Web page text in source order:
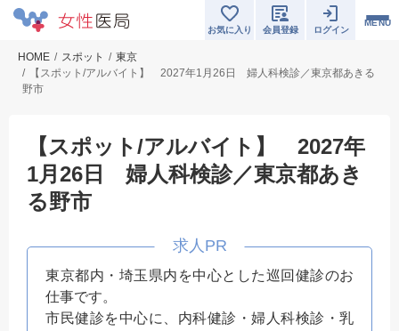
MENU
お気に入り 会員登録 ログイン
HOME スポット
東京
【スポット/アルバイト】 2027年1月26日 婦人科検診／東京都あきる
野市
【スポット/アルバイト】 2027年
1月26日 婦人科検診／東京都あき
る野市
東京都内・埼玉県内を中心とした巡回健診のお
仕事です。
市民健診を中心に、内科健診・婦人科検診・乳